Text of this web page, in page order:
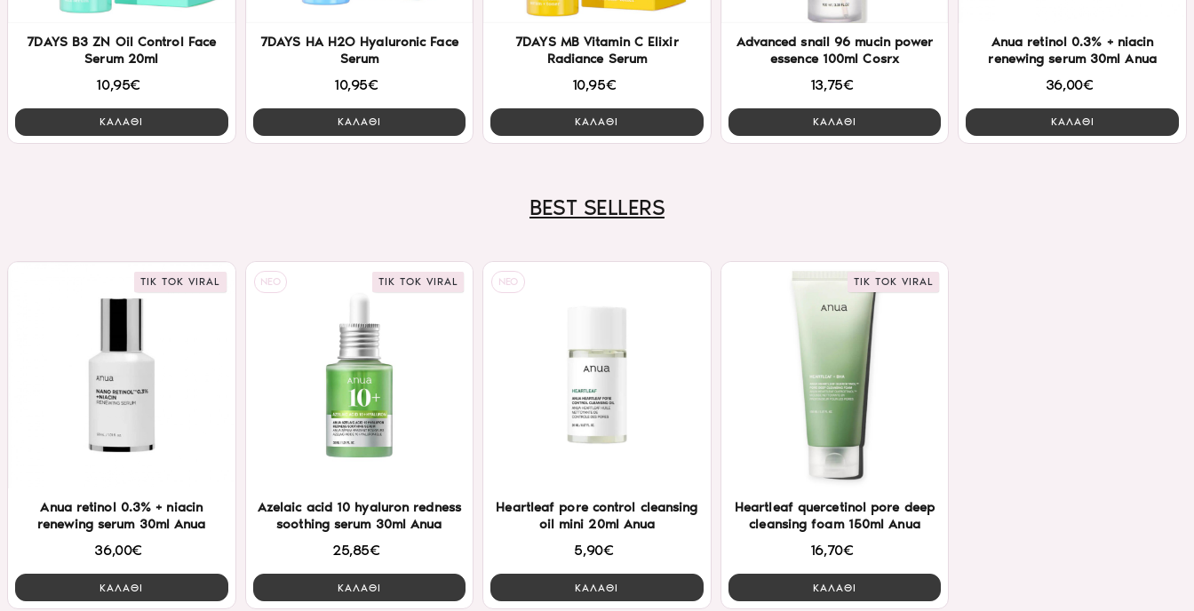
7DAYS B3 ZN Oil Control Face
Serum 20ml
10,95€
ΚΑΛΑΘΙ
7DAYS HA H2O Hyaluronic Face
Serum
10,95€
ΚΑΛΑΘΙ
7DAYS MB Vitamin C Elixir
Radiance Serum
10,95€
ΚΑΛΑΘΙ
Advanced snail 96 mucin power
essence 100ml Cosrx
13,75€
ΚΑΛΑΘΙ
Anua retinol 0.3% + niacin
renewing serum 30ml Anua
36,00€
ΚΑΛΑΘΙ
BEST SELLERS
TIK TOK VIRAL
Anua retinol 0.3% + niacin
renewing serum 30ml Anua
36,00€
ΚΑΛΑΘΙ
NEO TIK TOK VIRAL
Azelaic acid 10 hyaluron redness
soothing serum 30ml Anua
25,85€
ΚΑΛΑΘΙ
NEO
Heartleaf pore control cleansing
oil mini 20ml Anua
5,90€
ΚΑΛΑΘΙ
TIK TOK VIRAL
Heartleaf quercetinol pore deep
cleansing foam 150ml Anua
16,70€
ΚΑΛΑΘΙ